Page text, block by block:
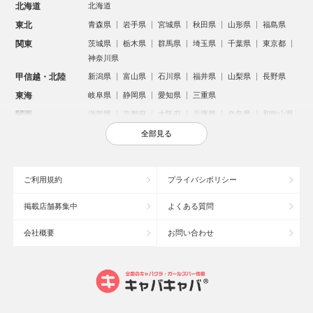
北海道 北海道
東北 青森県 岩手県 宮城県 秋田県 山形県 福島県
関東 茨城県 栃木県 群馬県 埼玉県 千葉県
東京都
神奈川県
甲信越・北陸 新潟県 富山県 石川県 福井県 山梨県 長野県
東海 岐阜県 静岡県 愛知県 三重県
関西 滋賀県 京都府 大阪府 兵庫県 奈良県 和歌山県
鳥取県 島根県 岡山県 広島県
沖縄県
大宮のキャバクラ
新潟市のキャバクラ
高崎市のキャバクラ
全部見る
ご利用規約 プライバシポリシー
掲載店舗募集中 よくある質問
会社概要 お問い合わせ